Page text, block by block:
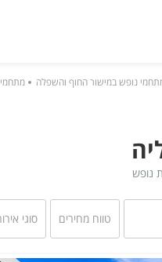
נופש במישור החוף והשפלה
טווח מחירים סוגי